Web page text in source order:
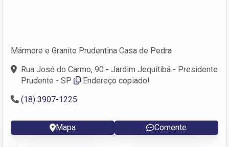
Mármore e Granito Prudentina Casa de Pedra
Rua José do Carmo, 90 - Jardim Jequitibá - Presidente
Prudente - SP
Endereço copiado!
(18) 3907-1225
Mapa Comente